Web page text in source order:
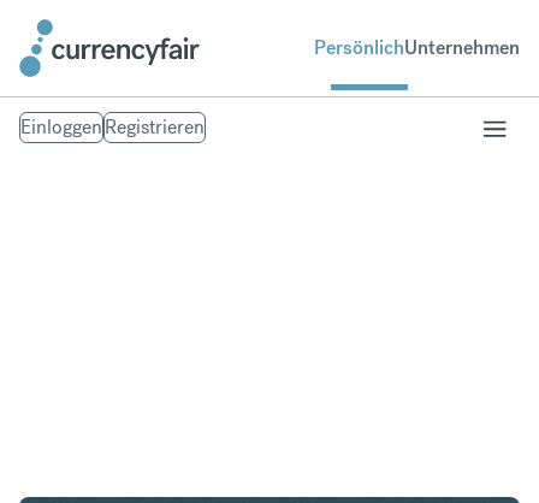
PersönlichUnternehmen
EinloggenRegistrieren